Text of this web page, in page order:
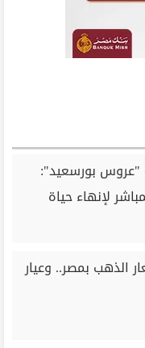
"عروس بورسعيد":
لإنهاء حياة
الذهب بمصر.. وعيار